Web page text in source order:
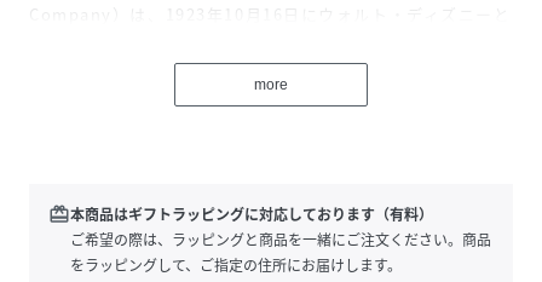
Company）は、1923年10月16日にウォルト・ディズニーと
スタジオに端を発するエンターテインメント会社。アメリカ
合衆国カリフォルニア州バーバンクに本社を置く。ミッキー
▽素材
ポリエステル65％・綿35％の混紡糸を使用した天竺素材。コ
more
redeem本商品はギフトラッピングに対応しております（有料）
ご希望の際は、ラッピングと商品を一緒にご注文ください。商品
をラッピングして、ご指定の住所にお届けします。